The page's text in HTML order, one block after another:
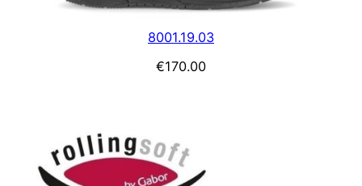
8001.19.03
€170.00